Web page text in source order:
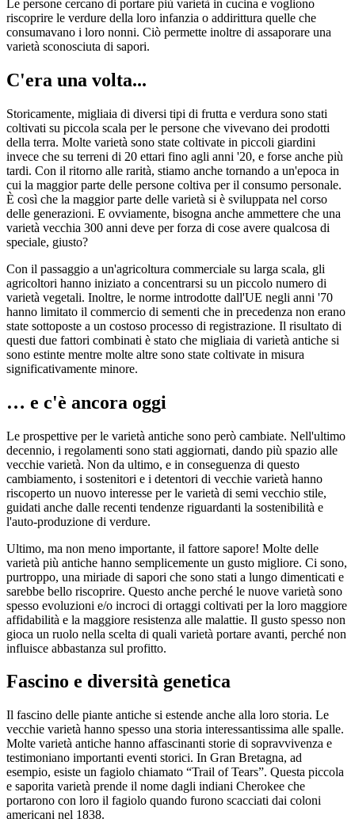
Le persone cercano di portare più varietà in cucina e vogliono
riscoprire le verdure della loro infanzia o addirittura quelle che
consumavano i loro nonni. Ciò permette inoltre di assaporare una
varietà sconosciuta di sapori.
C'era una volta...
Storicamente, migliaia di diversi tipi di frutta e verdura sono stati
coltivati su piccola scala per le persone che vivevano dei prodotti
della terra. Molte varietà sono state coltivate in piccoli giardini
invece che su terreni di 20 ettari fino agli anni '20, e forse anche più
tardi. Con il ritorno alle rarità, stiamo anche tornando a un'epoca in
cui la maggior parte delle persone coltiva per il consumo personale.
È così che la maggior parte delle varietà si è sviluppata nel corso
delle generazioni. E ovviamente, bisogna anche ammettere che una
varietà vecchia 300 anni deve per forza di cose avere qualcosa di
speciale, giusto?
Con il passaggio a un'agricoltura commerciale su larga scala, gli
agricoltori hanno iniziato a concentrarsi su un piccolo numero di
varietà vegetali. Inoltre, le norme introdotte dall'UE negli anni '70
hanno limitato il commercio di sementi che in precedenza non erano
state sottoposte a un costoso processo di registrazione. Il risultato di
questi due fattori combinati è stato che migliaia di varietà antiche si
sono estinte mentre molte altre sono state coltivate in misura
significativamente minore.
… e c'è ancora oggi
Le prospettive per le varietà antiche sono però cambiate. Nell'ultimo
decennio, i regolamenti sono stati aggiornati, dando più spazio alle
vecchie varietà. Non da ultimo, e in conseguenza di questo
cambiamento, i sostenitori e i detentori di vecchie varietà hanno
riscoperto un nuovo interesse per le varietà di semi vecchio stile,
guidati anche dalle recenti tendenze riguardanti la sostenibilità e
l'auto-produzione di verdure.
Ultimo, ma non meno importante, il fattore sapore! Molte delle
varietà più antiche hanno semplicemente un gusto migliore. Ci sono,
purtroppo, una miriade di sapori che sono stati a lungo dimenticati e
sarebbe bello riscoprire. Questo anche perché le nuove varietà sono
spesso evoluzioni e/o incroci di ortaggi coltivati per la loro maggiore
affidabilità e la maggiore resistenza alle malattie. Il gusto spesso non
gioca un ruolo nella scelta di quali varietà portare avanti, perché non
influisce abbastanza sul profitto.
Fascino e diversità genetica
Il fascino delle piante antiche si estende anche alla loro storia. Le
vecchie varietà hanno spesso una storia interessantissima alle spalle.
Molte varietà antiche hanno affascinanti storie di sopravvivenza e
testimoniano importanti eventi storici. In Gran Bretagna, ad
esempio, esiste un fagiolo chiamato “Trail of Tears”. Questa piccola
e saporita varietà prende il nome dagli indiani Cherokee che
portarono con loro il fagiolo quando furono scacciati dai coloni
americani nel 1838.